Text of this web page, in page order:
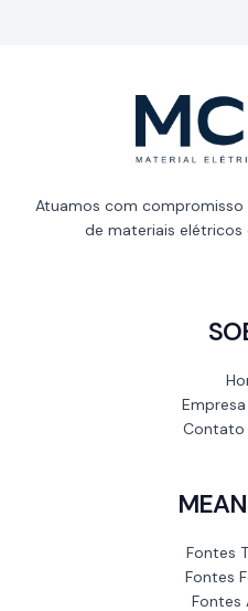
Atuamos com
de materiais elétricos
Contato
Fontes
Fontes
Fontes